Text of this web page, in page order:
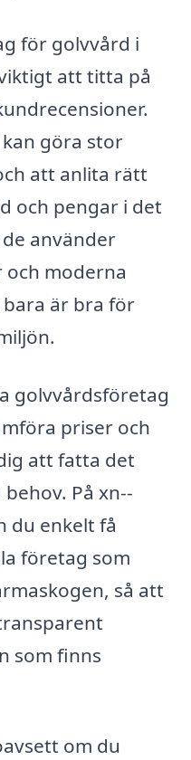
för golvvård i
att titta på
göra stor
att anlita rätt
och pengar i det
använder
moderna
är bra för
golvvårdsföretag
priser och
att fatta det
På xn--
du enkelt få
företag som
så att
som finns
om du